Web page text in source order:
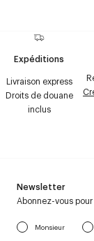
Expéditions
Livraison express
Droits de douane
inclus
Newsletter
Abonnez-vous
Monsieur